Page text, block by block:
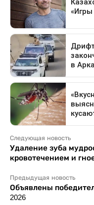
Следующая новость
Удаление зуба
кровотечением и
Предыдущая новость
Объявлены
2026